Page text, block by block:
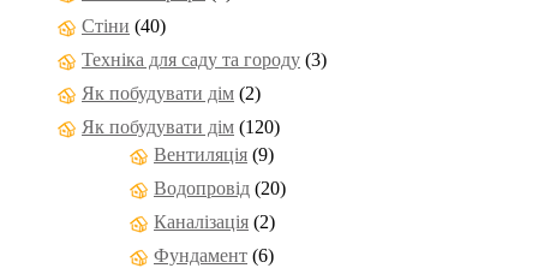
Стіни (40)
Техніка для саду та городу (3)
Як побудувати дім (2)
Як побудувати дім (120)
Вентиляція (9)
Водопровід (20)
Каналізація (2)
Фундамент (6)